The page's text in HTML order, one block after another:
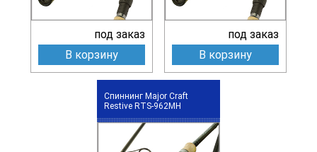
под заказ
В корзину
под заказ
В корзину
Спиннинг Major Craft
Restive RTS-962MH